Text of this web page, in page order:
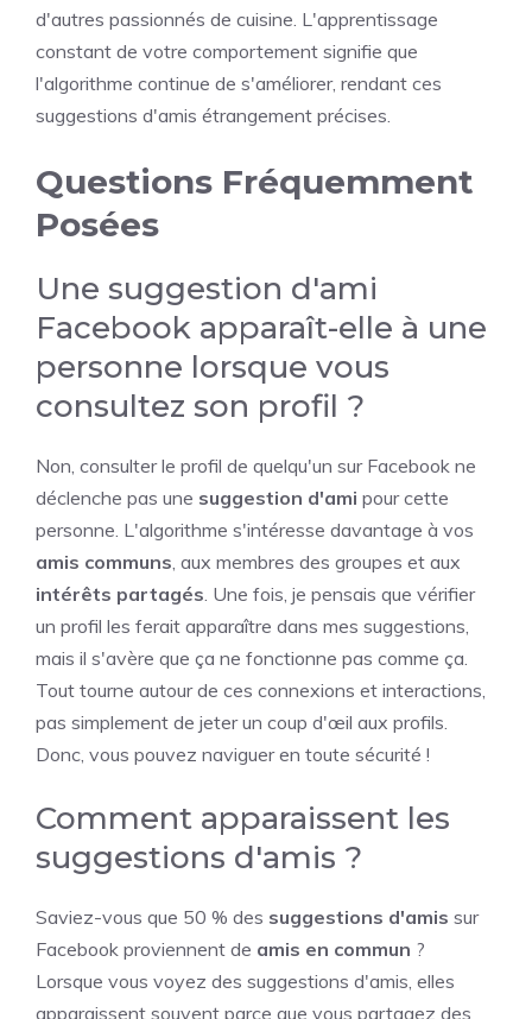
d'autres passionnés de cuisine. L'apprentissage
constant de votre comportement signifie que
l'algorithme continue de s'améliorer, rendant ces
suggestions d'amis étrangement précises.
Questions Fréquemment
Posées
Une suggestion d'ami
Facebook apparaît-elle à une
personne lorsque vous
consultez son profil ?
Non, consulter le profil de quelqu'un sur Facebook ne
déclenche pas une suggestion d'ami pour cette
personne. L'algorithme s'intéresse davantage à vos
amis communs , aux membres des groupes et aux
intérêts partagés . Une fois, je pensais que vérifier
un profil les ferait apparaître dans mes suggestions,
mais il s'avère que ça ne fonctionne pas comme ça.
Tout tourne autour de ces connexions et interactions,
pas simplement de jeter un coup d'œil aux profils.
Donc, vous pouvez naviguer en toute sécurité !
Comment apparaissent les
suggestions d'amis ?
Saviez-vous que 50 % des suggestions d'amis sur
Facebook proviennent de amis en commun ?
Lorsque vous voyez des suggestions d'amis, elles
apparaissent souvent parce que vous partagez des